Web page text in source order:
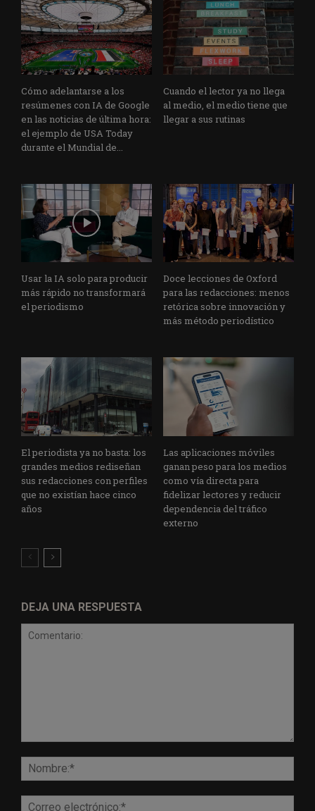
Cómo adelantarse a los
resúmenes con IA de Google
en las noticias de última hora:
el ejemplo de USA Today
durante el Mundial de...
Cuando el lector ya no llega
al medio, el medio tiene que
llegar a sus rutinas
Usar la IA solo para producir
más rápido no transformará
el periodismo
Doce lecciones de Oxford
para las redacciones: menos
retórica sobre innovación y
más método periodístico
El periodista ya no basta: los
grandes medios rediseñan
sus redacciones con perfiles
que no existían hace cinco
años
Las aplicaciones móviles
ganan peso para los medios
como vía directa para
fidelizar lectores y reducir
dependencia del tráfico
externo
DEJA UNA RESPUESTA